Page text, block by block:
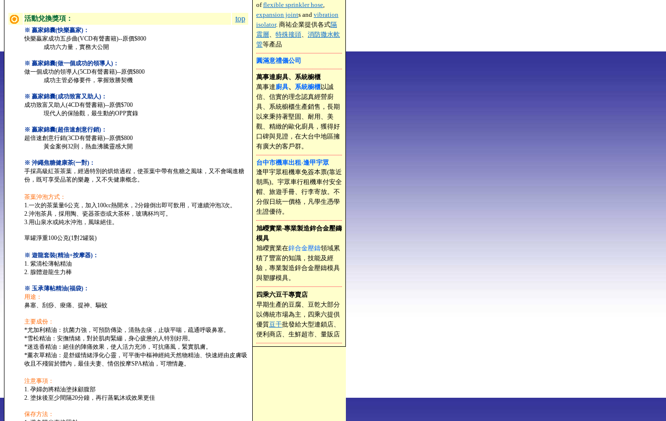
活動兌換獎項： top
※ 贏家錦囊(快樂贏家)：
快樂贏家成功五步曲(VCD有聲書籍)--原價$800
成功六力量，實務大公開
※ 贏家錦囊(做一個成功的領導人)：
做一個成功的領導人(5CD有聲書籍)--原價$800
成功主管必修要件，掌握致勝契機
※ 贏家錦囊(成功致富又助人)：
成功致富又助人(4CD有聲書籍)--原價$700
現代人的保險觀，最生動的OPP實錄
※ 贏家錦囊(超倍速創意行銷)：
超倍速創意行銷(3CD有聲書籍)--原價$800
黃金案例32則，熱血沸騰靈感大開
※ 沖繩焦糖健康茶(一對)：
手採高級紅茶茶葉，經過特別的烘焙過程，使茶葉中帶有焦糖之風味，又不會喝進糖
份，既可享受品茗的樂趣，又不失健康概念。
茶葉沖泡方式：
1.一次的茶葉量6公克，加入100cc熱開水，2分鐘倒出即可飲用，可連續沖泡3次。
2.沖泡茶具，採用陶、瓷器茶壺或大茶杯，玻璃杯均可。
3.用山泉水或純水沖泡，風味絕佳。
單罐淨重100公克(1對2罐裝)
※ 遊龍套裝(精油+按摩器)：
1. 紫清松薄帖精油
2. 腺體遊龍生力棒
※ 玉承薄帖精油(福袋)：
用途：
鼻塞、刮痧、痠痛、提神、驅蚊
主要成份：
*尤加利精油：抗菌力強，可預防傳染，清熱去痰，止咳平喘，疏通呼吸鼻塞。
*雪松精油：安撫情緒，對於肌肉緊繃，身心疲憊的人特別好用。
*迷迭香精油：絕佳的陣痛效果，使人活力充沛，可抗痛風，緊實肌膚。
*薰衣草精油：是舒緩情緒淨化心靈，可平衡中樞神經純天然物精油、快速經由皮膚吸
收且不殘留於體內，最佳夫妻、情侶按摩SPA精油，可增情趣。
注意事項：
1. 孕婦勿將精油塗抹顧腹部
2. 塗抹後至少間隔20分鐘，再行蒸氣沐或效果更佳
保存方法：
offlexible sprinkler hose,
expansion joints and vibration
isolator. 商祐企業提供各式隔
震層、 特殊接頭、 消防撒水軟
管等產品
圓滿意禮儀公司
萬事達廚具、系統櫥櫃
萬事達廚具、 系統櫥櫃以誠
信、信實的理念認真經營廚
具、系統櫥櫃生產銷售，長期
以來秉持著堅固、耐用、美
觀、精緻的歐化廚具，獲得好
口碑與見證，在大台中地區擁
有廣大的客戶群。
台中市機車出租-逢甲宇眾
逢甲宇眾租機車免簽本票(靠近
朝馬)。宇眾車行租機車付安全
帽、旅遊手冊、行李寄放。不
分假日統一價格，凡學生憑學
生證優待。
旭嶸實業-專業製造鋅合金壓鑄
模具
旭嶸實業在鋅合金壓鑄領域累
積了豐富的知識，技能及經
驗，專業製造鋅合金壓鑄模具
與塑膠模具。
四乘六豆干專賣店
早期生產的豆腐、豆乾大部分
以傳統市場為主，四乘六提供
優質豆干批發給大型連鎖店、
便利商店、生鮮超市、量販店